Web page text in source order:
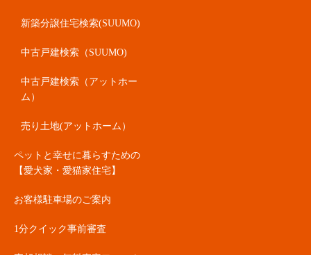
新築分譲住宅検索(SUUMO)
中古戸建検索（SUUMO)
中古戸建検索（アットホー
ム）
売り土地(アットホーム）
ペットと幸せに暮らすための
【愛犬家・愛猫家住宅】
お客様駐車場のご案内
1分クイック事前審査